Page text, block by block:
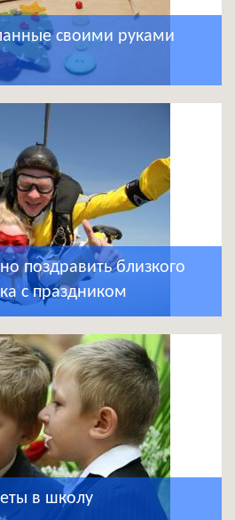
своими руками
поздравить близкого
с праздником
в школу